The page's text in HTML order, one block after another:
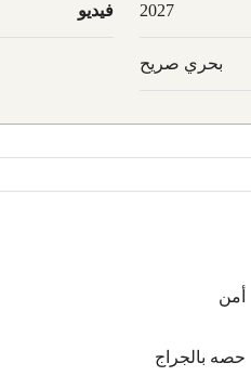
2027 فيديو
بحري صريح
أمن
حصه بالجراج